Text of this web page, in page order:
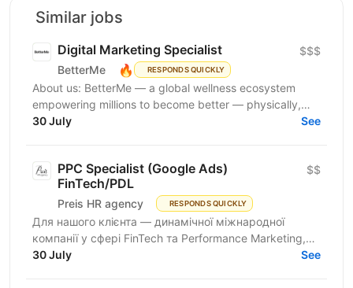
Similar jobs
Digital Marketing Specialist
BetterMe 🔥 RESPONDS QUICKLY
$$$
About us: BetterMe — a global wellness ecosystem
empowering millions to become better — physically,
mentally, and emotionally. We build what makes
30 July See
PPC Specialist (Google Ads)
FinTech/PDL
Preis HR agency RESPONDS QUICKLY
$$
Для нашого клієнта — динамічної міжнародної
компанії у сфері FinTech та Performance Marketing,
що успішно масштабується на світових ринках та
30 July See